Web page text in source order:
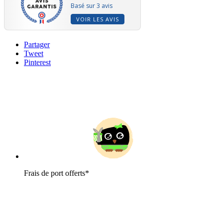
Basé sur 3 avis
VOIR LES AVIS
Partager
Tweet
Pinterest
Frais de port offerts*